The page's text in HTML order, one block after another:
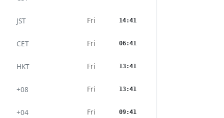
JST Fri 14:41
CET Fri 06:41
HKT Fri 13:41
+08 Fri 13:41
+04 Fri 09:41